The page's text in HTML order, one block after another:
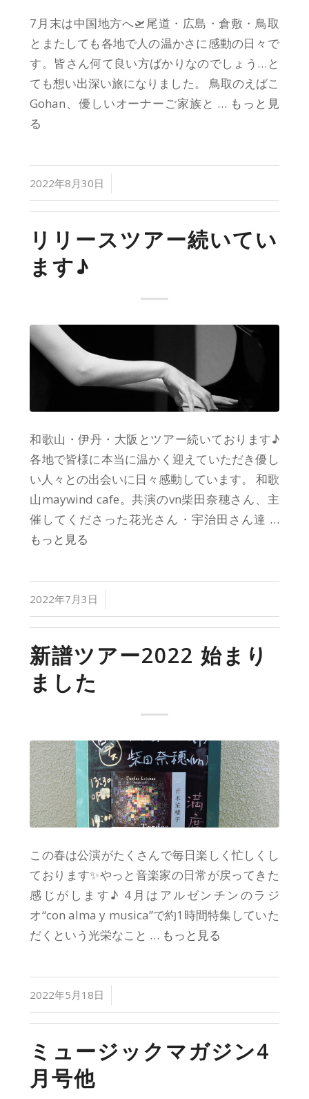
7月末は中国地方へ🛫尾道・広島・倉敷・鳥取
とまたしても各地で人の温かさに感動の日々で
す。皆さん何て良い方ばかりなのでしょう…と
ても想い出深い旅になりました。 鳥取のえばこ
Gohan、優しいオーナーご家族と … もっと見
る
2022年8月30日
リリースツアー続いてい
ます♪
和歌山・伊丹・大阪とツアー続いております♪
各地で皆様に本当に温かく迎えていただき優し
い人々との出会いに日々感動しています。 和歌
山maywind cafe。共演のvn柴田奈穂さん、主
催してくださった花光さん・宇治田さん達 …
もっと見る
2022年7月3日
新譜ツアー2022 始まり
ました
この春は公演がたくさんで毎日楽しく忙しくし
ております✨やっと音楽家の日常が戻ってきた
感じがします♪ 4月はアルゼンチンのラジ
オ“con alma y musica”で約1時間特集していた
だくという光栄なこと … もっと見る
2022年5月18日
ミュージックマガジン4
月号他